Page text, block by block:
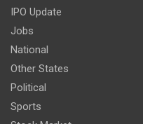
IPO Update
Jobs
National
Other States
Political
Sports